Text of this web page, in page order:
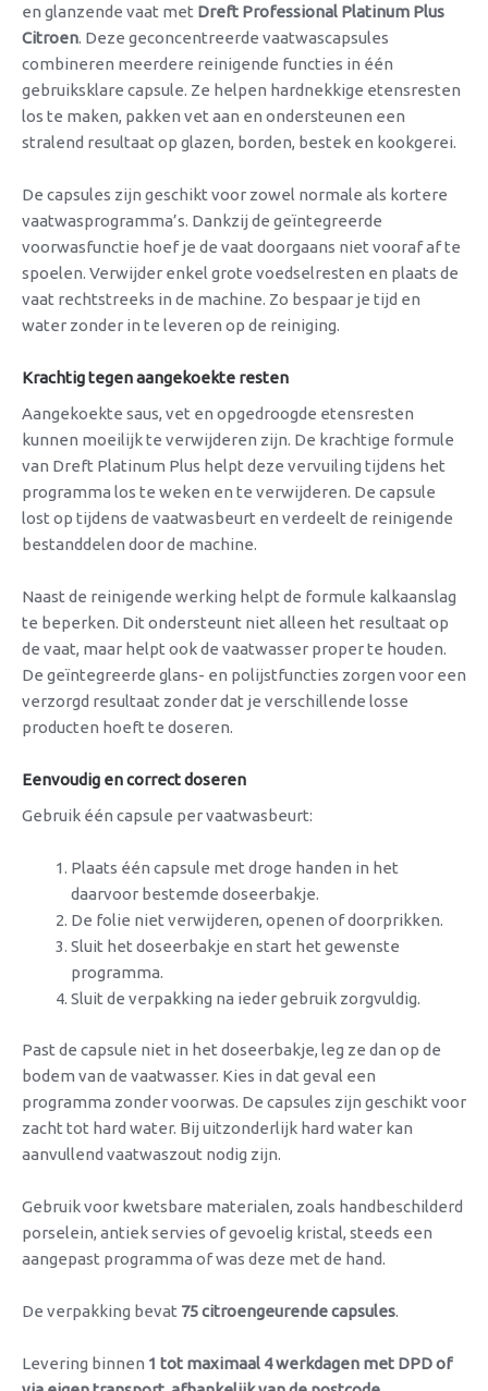
en glanzende vaat met Dreft Professional Platinum Plus
Citroen. Deze geconcentreerde vaatwascapsules
combineren meerdere reinigende functies in één
gebruiksklare capsule. Ze helpen hardnekkige etensresten
los te maken, pakken vet aan en ondersteunen een
stralend resultaat op glazen, borden, bestek en kookgerei.
De capsules zijn geschikt voor zowel normale als kortere
vaatwasprogramma’s. Dankzij de geïntegreerde
voorwasfunctie hoef je de vaat doorgaans niet vooraf af te
spoelen. Verwijder enkel grote voedselresten en plaats de
vaat rechtstreeks in de machine. Zo bespaar je tijd en
water zonder in te leveren op de reiniging.
Krachtig tegen aangekoekte resten
Aangekoekte saus, vet en opgedroogde etensresten
kunnen moeilijk te verwijderen zijn. De krachtige formule
van Dreft Platinum Plus helpt deze vervuiling tijdens het
programma los te weken en te verwijderen. De capsule
lost op tijdens de vaatwasbeurt en verdeelt de reinigende
bestanddelen door de machine.
Naast de reinigende werking helpt de formule kalkaanslag
te beperken. Dit ondersteunt niet alleen het resultaat op
de vaat, maar helpt ook de vaatwasser proper te houden.
De geïntegreerde glans- en polijstfuncties zorgen voor een
verzorgd resultaat zonder dat je verschillende losse
producten hoeft te doseren.
Eenvoudig en correct doseren
Gebruik één capsule per vaatwasbeurt:
Plaats één capsule met droge handen in het
daarvoor bestemde doseerbakje.
De folie niet verwijderen, openen of doorprikken.
Sluit het doseerbakje en start het gewenste
programma.
Sluit de verpakking na ieder gebruik zorgvuldig.
Past de capsule niet in het doseerbakje, leg ze dan op de
bodem van de vaatwasser. Kies in dat geval een
programma zonder voorwas. De capsules zijn geschikt voor
zacht tot hard water. Bij uitzonderlijk hard water kan
aanvullend vaatwaszout nodig zijn.
Gebruik voor kwetsbare materialen, zoals handbeschilderd
porselein, antiek servies of gevoelig kristal, steeds een
aangepast programma of was deze met de hand.
De verpakking bevat 75 citroengeurende capsules.
Levering binnen 1 tot maximaal 4 werkdagen met DPD of